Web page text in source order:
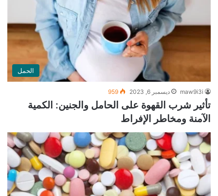
الحمل
maw9i3i ديسمبر 6, 2023 959
تأثير شرب القهوة على الحامل والجنين: الكمية
الآمنة ومخاطر الإفراط